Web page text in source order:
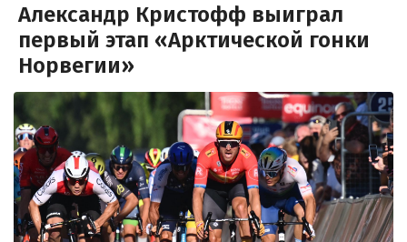
Александр Кристофф выиграл
первый этап «Арктической гонки
Норвегии»